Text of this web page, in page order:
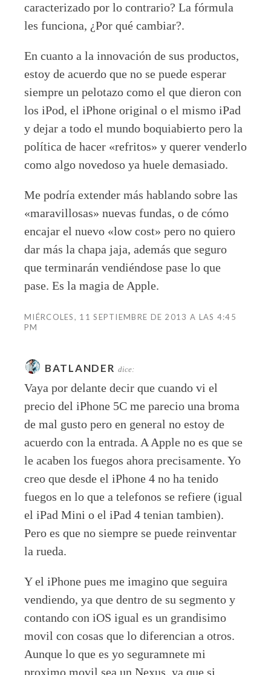
caracterizado por lo contrario? La fórmula
les funciona, ¿Por qué cambiar?.
En cuanto a la innovación de sus productos,
estoy de acuerdo que no se puede esperar
siempre un pelotazo como el que dieron con
los iPod, el iPhone original o el mismo iPad
y dejar a todo el mundo boquiabierto pero la
política de hacer «refritos» y querer venderlo
como algo novedoso ya huele demasiado.
Me podría extender más hablando sobre las
«maravillosas» nuevas fundas, o de cómo
encajar el nuevo «low cost» pero no quiero
dar más la chapa jaja, además que seguro
que terminarán vendiéndose pase lo que
pase. Es la magia de Apple.
MIÉRCOLES, 11 SEPTIEMBRE DE 2013 A LAS 4:45
PM
BATLANDER dice:
Vaya por delante decir que cuando vi el
precio del iPhone 5C me parecio una broma
de mal gusto pero en general no estoy de
acuerdo con la entrada. A Apple no es que se
le acaben los fuegos ahora precisamente. Yo
creo que desde el iPhone 4 no ha tenido
fuegos en lo que a telefonos se refiere (igual
el iPad Mini o el iPad 4 tenian tambien).
Pero es que no siempre se puede reinventar
la rueda.
Y el iPhone pues me imagino que seguira
vendiendo, ya que dentro de su segmento y
contando con iOS igual es un grandisimo
movil con cosas que lo diferencian a otros.
Aunque lo que es yo seguramnete mi
proximo movil sea un Nexus, ya que si